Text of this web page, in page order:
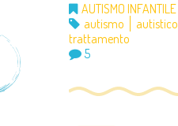
AUTISMO INFANTILE
autismo
autistico
trattamento
5